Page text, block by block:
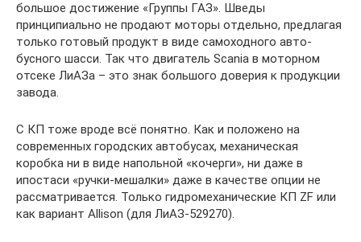
большое достижение «Группы ГАЗ». Шведы
принципиально не продают моторы отдельно, предлагая
только готовый продукт в виде самоходного авто-
бусного шасси. Так что двигатель Scania в моторном
отсеке ЛиАЗа – это знак большого доверия к продукции
завода.
С КП тоже вроде всё понятно. Как и положено на
современных городских автобусах, механическая
коробка ни в виде напольной «кочерги», ни даже в
ипостаси «ручки-мешалки» даже в качестве опции не
рассматривается. Только гидромеханические КП ZF или
как вариант Allison (для ЛиАЗ-529270).